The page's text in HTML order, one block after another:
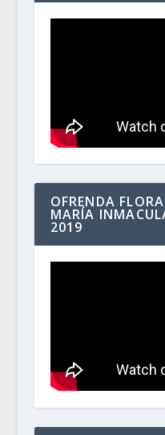
OFRENDA
MARÍA
2019